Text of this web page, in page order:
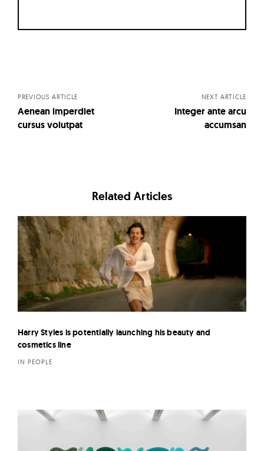
PREVIOUS ARTICLE
Aenean imperdiet
cursus volutpat
NEXT ARTICLE
Integer ante arcu
accumsan
Related Articles
Harry Styles is potentially launching his beauty and
cosmetics line
IN PEOPLE